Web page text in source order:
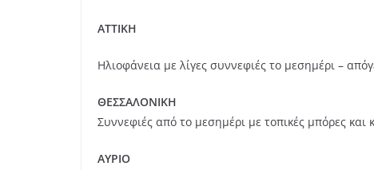
ΑΤΤΙΚΗ
Ηλιοφάνεια με λίγες συννεφιές το μεσημέρι –
ΘΕΣΣΑΛΟΝΙΚΗ
Συννεφιές από το μεσημέρι με τοπικές μπόρες
ΑΥΡΙΟ